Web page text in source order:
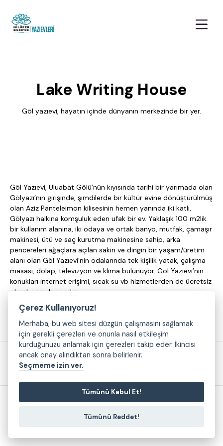
Lake Writing House
Göl yazıevi, hayatın içinde dünyanın merkezinde bir yer.
Göl Yazıevi, Uluabat Gölü’nün kıyısında tarihi bir yarımada olan
Gölyazı’nın girişinde, şimdilerde bir kültür evine dönüştürülmüş
olan Aziz Panteleimon kilisesinin hemen yanında iki katlı,
Gölyazı halkına komşuluk eden ufak bir ev. Yaklaşık 100 m2lik
bir kullanım alanına, iki odaya ve ortak banyo, mutfak, çamaşır
makinesi, ütü ve saç kurutma makinesine sahip, arka
pencereleri ağaçlara açılan sakin ve dingin bir yaşam/üretim
alanı olan Göl Yazıevi’nin odalarında tek kişilik yatak, çalışma
masası, dolap, televizyon ve klima bulunuyor. Göl Yazıevi’nin
konukları internet erişimi, sıcak su vb hizmetlerden de ücretsiz
olarak yararlanıyorlar.
fatmatekin@nilufer.bel.tr
2026 © Yazıevleri
Çerez Kullanıyoruz!
Merhaba, bu web sitesi düzgün çalışmasını sağlamak
için gerekli çerezleri ve onunla nasıl etkileşim
kurduğunuzu anlamak için çerezleri takip eder. İkincisi
ancak onay alındıktan sonra belirlenir.
Seçmeme izin ver.
Tümünü Kabul Et!
Tümünü Reddet!